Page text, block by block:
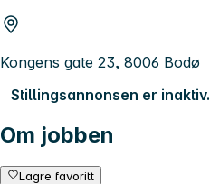
Kongens gate 23, 8006 Bodø
Stillingsannonsen er inaktiv.
Om jobben
Lagre favoritt